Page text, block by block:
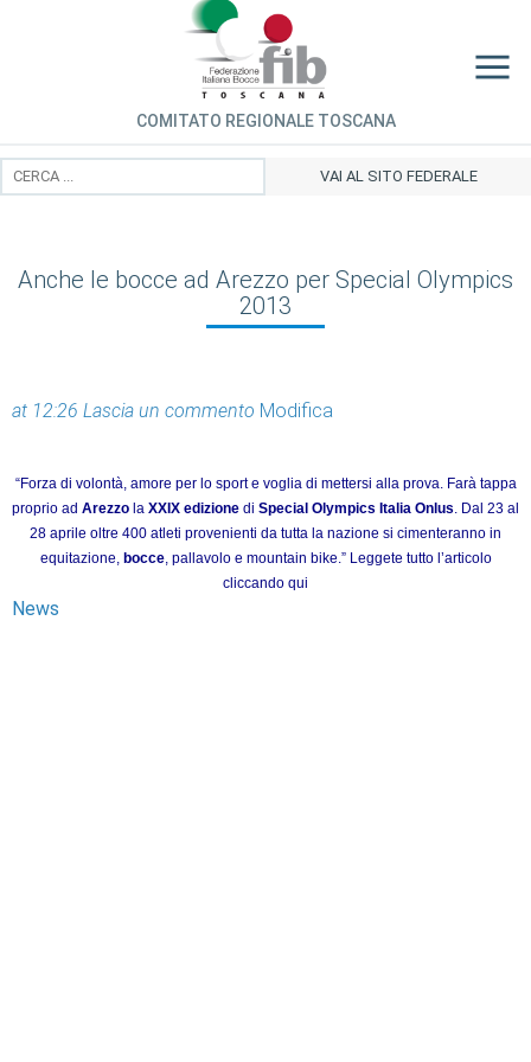
COMITATO REGIONALE TOSCANA
VAI AL SITO FEDERALE
Anche le bocce ad Arezzo per Special Olympics
2013
at 12:26 Lascia un commento Modifica
“Forza di volontà, amore per lo sport e voglia di mettersi alla prova. Farà tappa
proprio ad Arezzo la XXIX edizione di Special Olympics Italia Onlus . Dal 23 al
28 aprile oltre 400 atleti provenienti da tutta la nazione si cimenteranno in
equitazione, bocce, pallavolo e mountain bike.” Leggete tutto l’articolo
cliccando qui
News